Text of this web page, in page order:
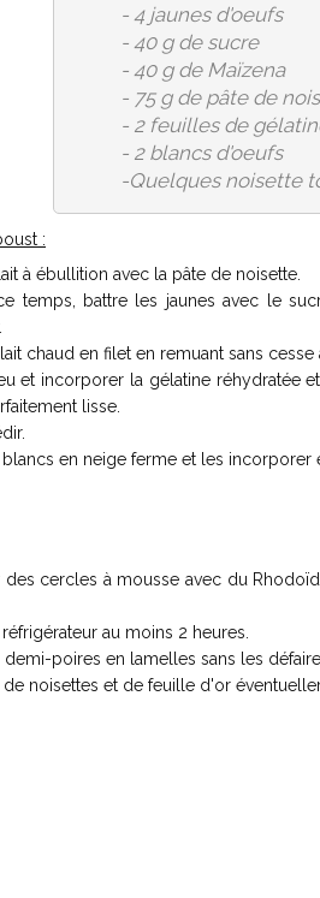
- 4 jaunes d'oeufs
- 40 g de sucre
- 40 g de Maïzena
- 75 g de pâte de
- 2 feuilles de
- 2 blancs d'oeufs
-Quelques noisette
:
à ébullition avec la pâte de noisette.
temps, battre les jaunes avec le
chaud en filet en remuant sans
et incorporer la gélatine réhydratée
lisse.
blancs en neige ferme et les incorporer
des cercles à mousse avec du
au moins 2 heures.
demi-poires en lamelles sans les
de noisettes et de feuille d'or